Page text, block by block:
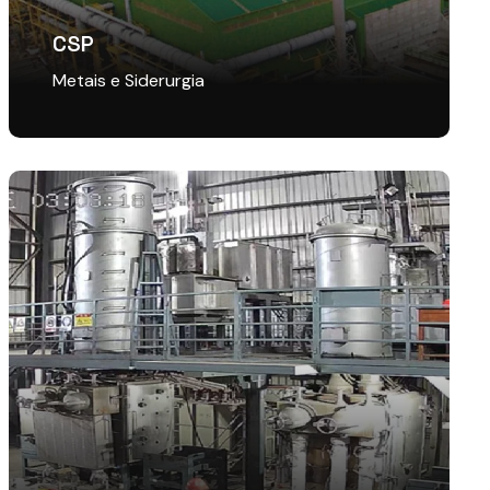
CSP
Metais e Siderurgia